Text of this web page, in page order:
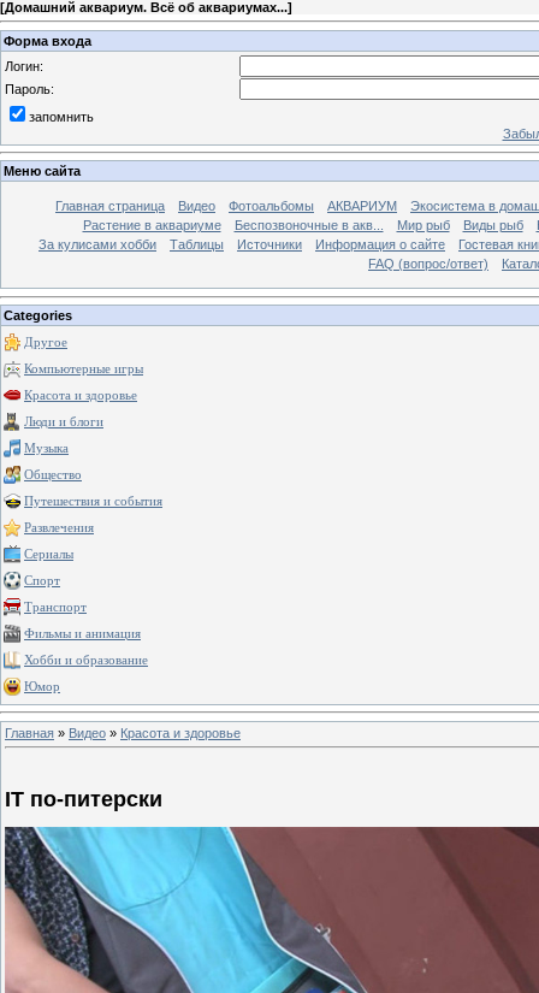
[Домашний аквариум. Всё об аквариумах...]
Форма входа
Логин:
Пароль:
запомнить
Меню сайта
Главная страница Видео Фотоальбомы АКВАРИУМ
Экосистема в
Растение в аквариуме
Беспозвоночные в акв... Мир рыб Виды рыб
За кулисами хобби
Таблицы Источники Информация о сайте
Гостевая
FAQ (вопрос/ответ)
Categories
Другое
Компьютерные игры
Красота и здоровье
Люди и блоги
Музыка
Общество
Путешествия и события
Развлечения
Сериалы
Спорт
Транспорт
Фильмы и анимация
Хобби и образование
Юмор
Главная » Видео » Красота и здоровье
IT по-питерски